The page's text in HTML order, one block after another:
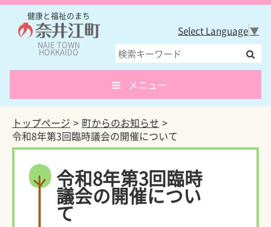
健康と福祉のまち
NAIE TOWN
HOKKAIDO
Select Language▼
メニュー
トップページ
町からのお知らせ
令和8年第3回臨時議会の開催について
令和8年第3回臨時
議会の開催につい
て